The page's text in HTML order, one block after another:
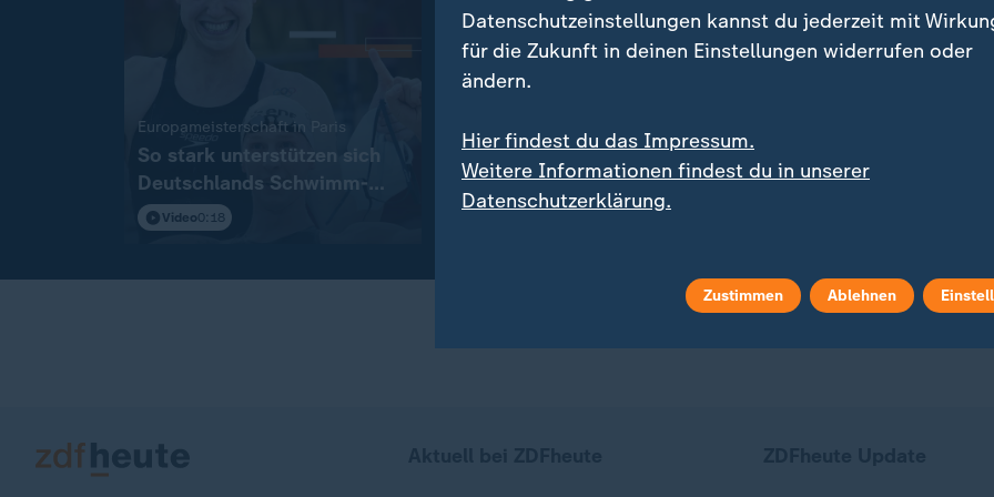
Europameisterschaft in Paris
So stark unterstützen sich
Deutschlands Schwimm-
Stars
Video0:18
Linker US-Demokrat El-
Sayed gewinnt
Senatsvorwahl
Knoll mit Badekappe
Datenschutzeinstellungen kannst du jederzeit mit
für die Zukunft in deinen Einstellungen widerrufen oder
ändern.
Hier findest du das Impressum.
Weitere Informationen findest du in unserer
Datenschutzerklärung.
Zustimmen Ablehnen